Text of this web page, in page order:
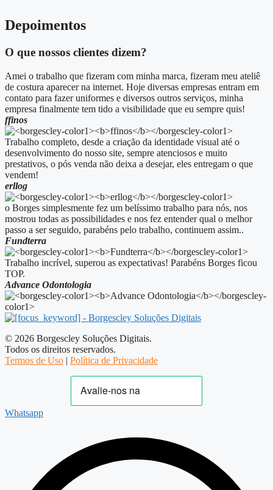
Depoimentos
O que nossos clientes dizem?
Amei o trabalho que fizeram com minha marca, fizeram meu ateliê
de costura aparecer na internet. Hoje diversas empresas entram em
contato para fazer uniformes e diversos outros serviços, minha
empresa finalmente tem tido a visibilidade que eu sempre quis!
ffinos
Trabalho completo, desde a criação da identidade visual até o
desenvolvimento do nosso site, sempre atenciosos e muito
prestativos, o pós venda não deixa a desejar, eles entregam o que
vendem!
erllog
o Borges simplesmente fez um belíssimo trabalho para nós, nos
mostrou todas as possibilidades e nos fez entender qual o melhor
passo a ser seguido, parabéns pelo trabalho, continuem assim..
Fundterra
Trabalho incrível, superou as expectativas! Parabéns Borges ficou
TOP.
Advance Odontologia
© 2026 Borgescley Soluções Digitais.
Todos os direitos reservados.
Termos de Uso | Política de Privacidade
Whatsapp